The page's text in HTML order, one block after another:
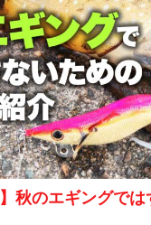
】秋のエギングで